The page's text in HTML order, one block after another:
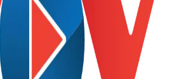
Multimedia
Video
Ảnh
E-Magazine